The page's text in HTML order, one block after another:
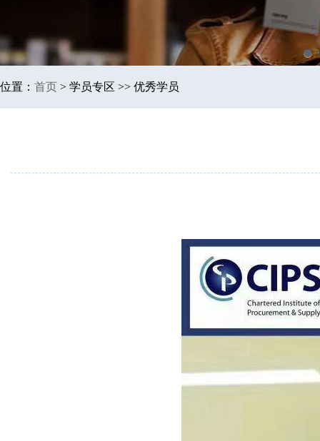
1
位置： 首页 > 学员专区 >> 优秀学员